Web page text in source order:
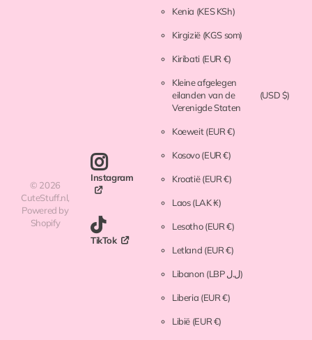
© 2026
CuteStuff.nl,
Powered by
Shopify
Instagram
TikTok
Kenia (KES KSh)
Kirgizië (KGS som)
Kiribati (EUR €)
Kleine afgelegen
eilanden van de
Verenigde Staten
(USD $)
Koeweit(EUR €)
Kosovo(EUR €)
Kroatië(EUR €)
Laos(LAK ₭)
Lesotho(EUR €)
Letland (EUR €)
Libanon (LBP ل.ل)
Liberia (EUR €)
Libië (EUR €)